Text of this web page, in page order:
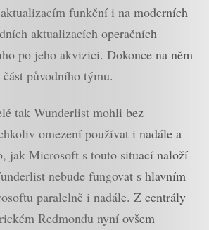
funkční i na moderních
aktualizacích operačních
po jeho akvizici. Dokonce na něm
původního týmu.
tak Wunderlist mohli bez
omezení používat i nadále a
jak Microsoft s touto situací naloží
nebude fungovat s hlavním
paralelně i nadále. Z centrály
Redmondu nyní ovšem